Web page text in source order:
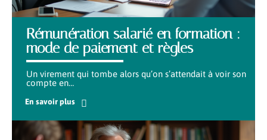
Rémunération salarié en formation :
mode de paiement et règles
Un virement qui tombe alors qu’on s’attendait à voir son
compte en…
En savoir plus